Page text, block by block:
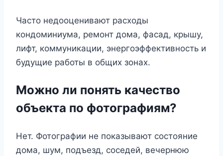
Часто недооценивают расходы
кондоминиума, ремонт дома, фасад, крышу,
лифт, коммуникации, энергоэффективность и
будущие работы в общих зонах.
Можно ли понять качество
объекта по фотографиям?
Нет. Фотографии не показывают состояние
дома, шум, подъезд, соседей, вечернюю